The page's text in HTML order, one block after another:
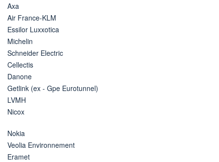
Axa
Air France-KLM
Essilor Luxxotica
Michelin
Schneider Electric
Cellectis
Danone
Getlink (ex - Gpe Eurotunnel)
LVMH
Nicox
Nokia
Veolia Environnement
Eramet